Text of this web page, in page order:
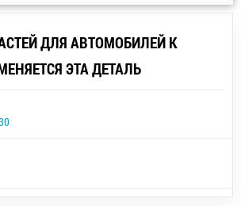
ДЛЯ АВТОМОБИЛЕЙ К
ЭТА ДЕТАЛЬ